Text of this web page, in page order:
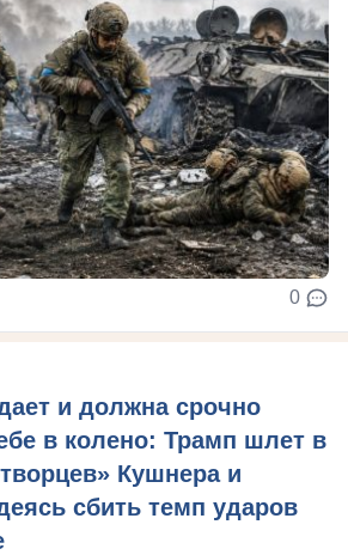
0
и должна срочно
в колено: Трамп шлет в
Кушнера и
сбить темп ударов